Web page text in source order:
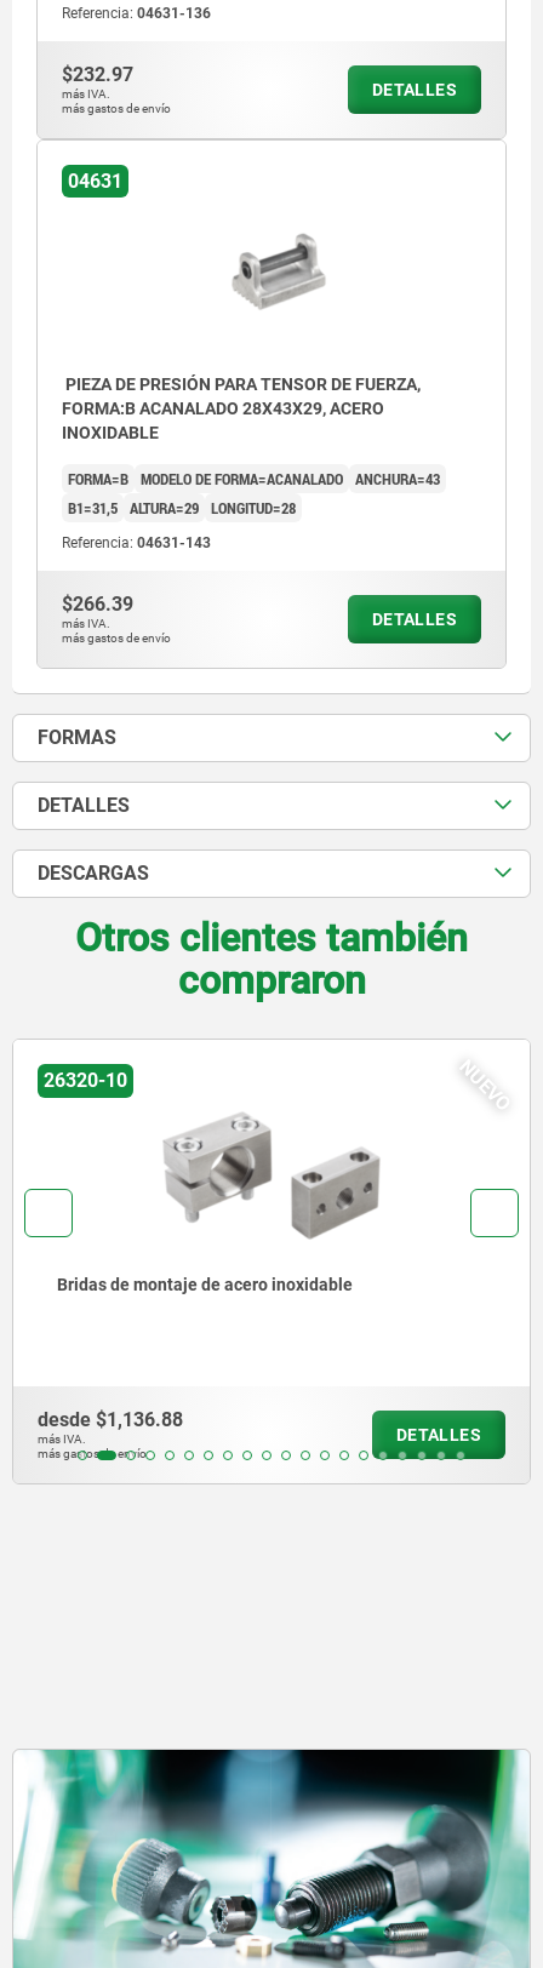
Referencia: 04631-136
$232.97
más IVA.
más gastos de envío
DETALLES
04631
PIEZA DE PRESIÓN PARA TENSOR DE FUERZA,
FORMA:B ACANALADO 28X43X29, ACERO
INOXIDABLE
FORMA=B MODELO DE FORMA=ACANALADO ANCHURA=43
B1=31,5 ALTURA=29 LONGITUD=28
Referencia: 04631-143
$266.39
más IVA.
más gastos de envío
DETALLES
FORMAS
DETALLES
DESCARGAS
Otros clientes también
compraron
inoxidable
desde $5,145.00
más IVA.
más gastos de envío